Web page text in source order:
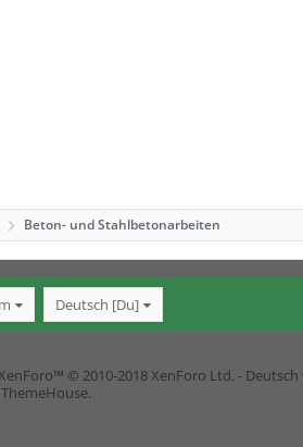
Beton- und Stahlbetonarbeiten
Deutsch [Du]
© 2010-2018 XenForo Ltd. - Deutsch
ThemeHouse.